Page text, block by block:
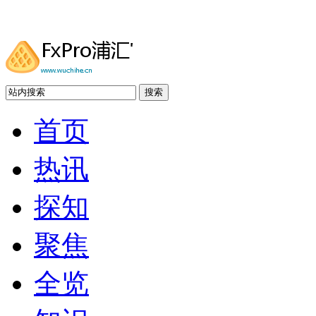
搜索
首页
热讯
探知
聚焦
全览